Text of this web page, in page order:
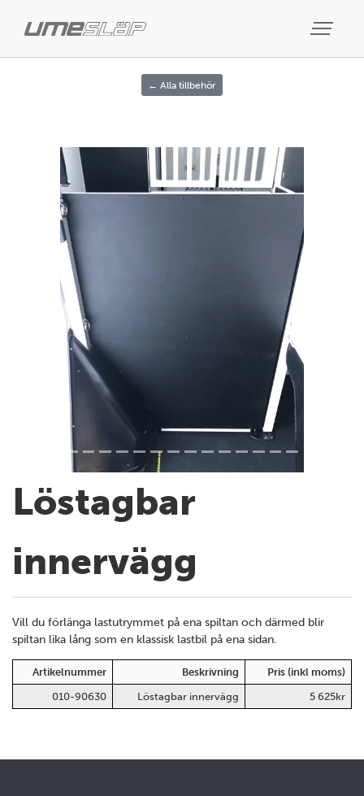
← Alla tillbehör
Previous
Löstagbar
innervägg
Vill du förlänga lastutrymmet på ena spiltan och därmed blir
spiltan lika lång som en klassisk lastbil på ena sidan.
Artikelnummer Beskrivning
Pris (inkl moms)
010-90630
Löstagbar innervägg 5 625kr